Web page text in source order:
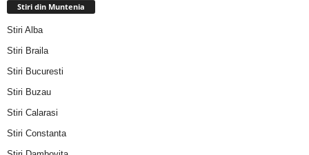
Stiri din Muntenia
Stiri Alba
Stiri Braila
Stiri Bucuresti
Stiri Buzau
Stiri Calarasi
Stiri Constanta